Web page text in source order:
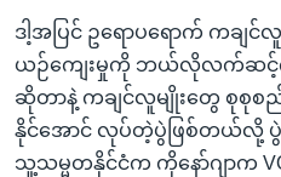
ဒါ့အပြင် ဥရောပရောက် ကချ
ယဉ်ကျေးမှုကို ဘယ်လိုလက်ဆင့်
ဆိုတာနဲ့ ကချင်လူမျိုးတွေ စုစုစည်
နိုင်အောင် လုပ်တဲ့ပွဲဖြစ်တယ်လို့
သူ့သမ္မတနိုင်ငံက ကိုနော်ဂျာက